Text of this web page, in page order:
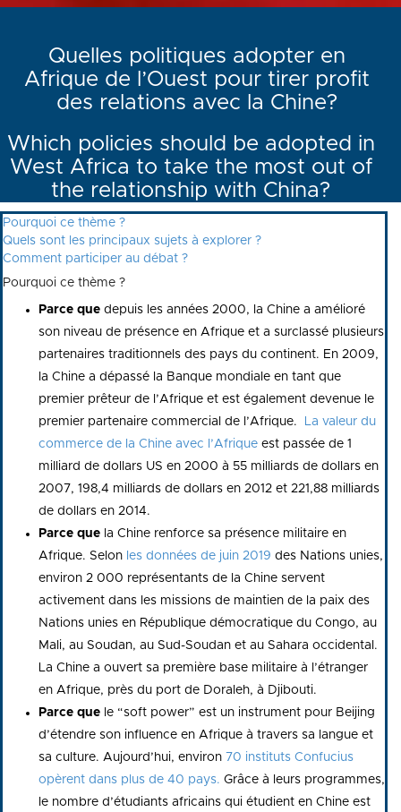
Quelles politiques adopter en
Afrique de l’Ouest pour tirer profit
des relations avec la Chine?
Which policies should be adopted in
West Africa to take the most out of
the relationship with China?
Pourquoi ce thème ?
Quels sont les principaux sujets à explorer ?
Comment participer au débat ?
Pourquoi ce thème ?
Parce que depuis les années 2000, la Chine a amélioré
son niveau de présence en Afrique et a surclassé plusieurs
partenaires traditionnels des pays du continent. En 2009,
la Chine a dépassé la Banque mondiale en tant que
premier prêteur de l’Afrique et est également devenue le
premier partenaire commercial de l’Afrique.
La valeur du
commerce de la Chine avec l’Afrique est passée de 1
milliard de dollars US en 2000 à 55 milliards de dollars en
2007, 198,4 milliards de dollars en 2012 et 221,88 milliards
de dollars en 2014.
Parce que la Chine renforce sa présence militaire en
Afrique. Selon les données de juin 2019 des Nations unies,
environ 2 000 représentants de la Chine servent
activement dans les missions de maintien de la paix des
Nations unies en République démocratique du Congo, au
Mali, au Soudan, au Sud-Soudan et au Sahara occidental.
La Chine a ouvert sa première base militaire à l’étranger
en Afrique, près du port de Doraleh, à Djibouti.
Parce que le “soft power” est un instrument pour Beijing
d’étendre son influence en Afrique à travers sa langue et
sa culture. Aujourd’hui, environ 70 instituts Confucius
opèrent dans plus de 40 pays. Grâce à leurs programmes,
le nombre d’étudiants africains qui étudient en Chine est